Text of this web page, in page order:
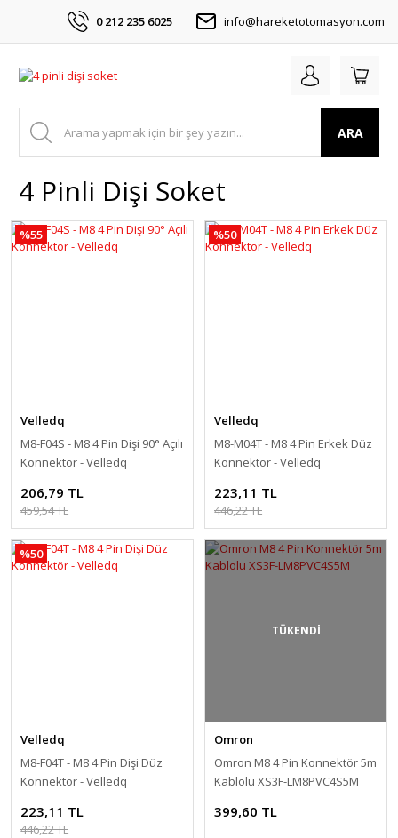
0 212 235 6025 info@hareketotomasyon.com
ARA
4 Pinli Dişi Soket
%55
Velledq
M8-F04S - M8 4 Pin Dişi 90° Açılı
Konnektör - Velledq
206,79 TL
459,54 TL
%50
Velledq
M8-M04T - M8 4 Pin Erkek Düz
Konnektör - Velledq
223,11 TL
446,22 TL
%50
Velledq
M8-F04T - M8 4 Pin Dişi Düz
Konnektör - Velledq
223,11 TL
446,22 TL
TÜKENDİ
Omron
Omron M8 4 Pin Konnektör 5m
Kablolu XS3F-LM8PVC4S5M
399,60 TL